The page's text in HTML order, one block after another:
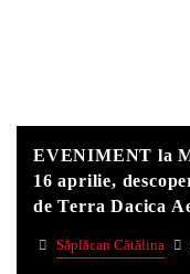
EVENIMENT la
16 aprilie,
de Terra Dacica
Săplăcan Cătălina